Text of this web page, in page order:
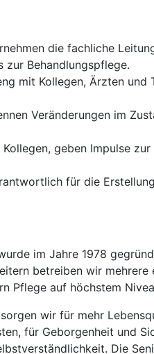
die fachliche
Behandlungspflege.
mit Kollegen, Ärzten
Veränderungen im
geben Impulse
für die
im Jahre 1978
betreiben wir
Pflege auf höchstem
wir für mehr
für Geborgenheit und
Die